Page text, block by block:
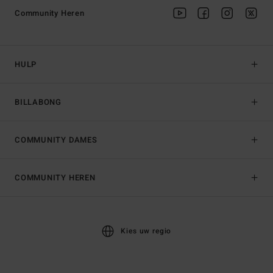
HULP
BILLABONG
Community Heren
COMMUNITY DAMES
COMMUNITY HEREN
Kies uw regio